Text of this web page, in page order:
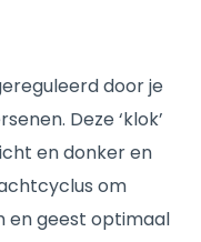
door je
Deze ‘klok’
en donker en
om
en geest optimaal